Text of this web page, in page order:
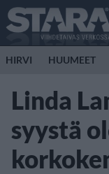
HIRVI HUUMEET
Linda
syystä